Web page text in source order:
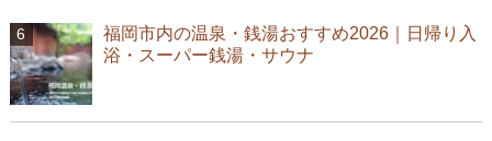
福岡市内の温泉・銭湯おすすめ2026｜日帰り入
浴・スーパー銭湯・サウナ